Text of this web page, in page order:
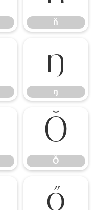
ň
ŋ
ŋ
Ŏ
Ŏ
ő